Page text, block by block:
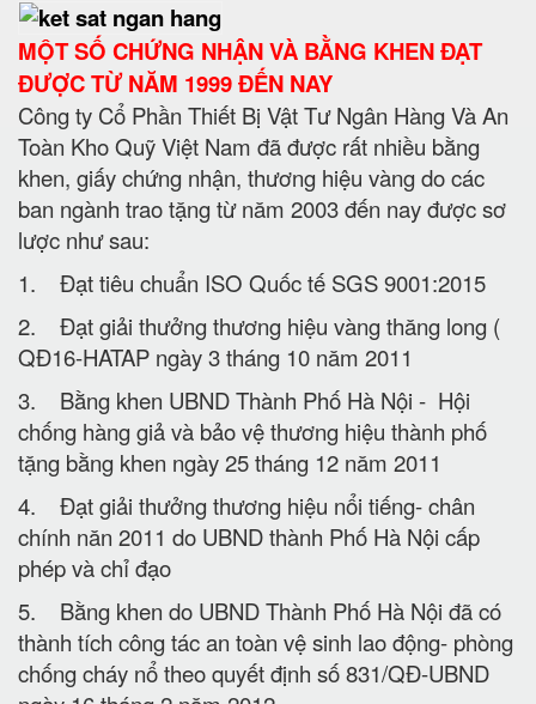
MỘT SỐ CHỨNG NHẬN VÀ BẰNG KHEN ĐẠT
ĐƯỢC TỪ NĂM 1999 ĐẾN NAY
Công ty Cổ Phần Thiết Bị Vật Tư Ngân Hàng Và An
Toàn Kho Quỹ Việt Nam đã được rất nhiều bằng
khen, giấy chứng nhận, thương hiệu vàng do các
ban ngành trao tặng từ năm 2003 đến nay được sơ
lược như sau:
1. Đạt tiêu chuẩn ISO Quốc tế SGS 9001:2015
2. Đạt giải thưởng thương hiệu vàng thăng long (
QĐ16-HATAP ngày 3 tháng 10 năm 2011
3. Bằng khen UBND Thành Phố Hà Nội - Hội
chống hàng giả và bảo vệ thương hiệu thành phố
tặng bằng khen ngày 25 tháng 12 năm 2011
4. Đạt giải thưởng thương hiệu nổi tiếng- chân
chính năn 2011 do UBND thành Phố Hà Nội cấp
phép và chỉ đạo
5. Bằng khen do UBND Thành Phố Hà Nội đã có
thành tích công tác an toàn vệ sinh lao động- phòng
chống cháy nổ theo quyết định số 831/QĐ-UBND